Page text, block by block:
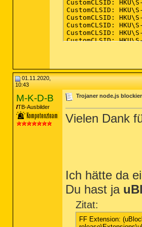
01.11.2020,
10:43
M-K-D-B
TB-Ausbilder
Trojaner node.js
Vielen Dank
Ich hätte da
Du hast ja
Zitat:
FF Extension: